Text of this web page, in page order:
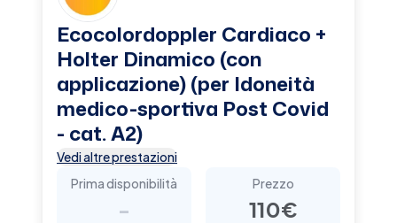
Ecocolordoppler Cardiaco +
Holter Dinamico (con
applicazione) (per Idoneità
medico-sportiva Post Covid
- cat. A2)
Vedi altre prestazioni
Prima disponibilità
-
Prezzo
110€